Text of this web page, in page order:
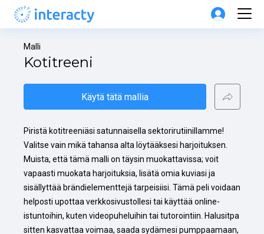
Malli
Kotitreeni
Käytä tätä mallia
Piristä kotitreeniäsi satunnaisella sektorirutiinillamme!
Valitse vain mikä tahansa alta löytääksesi harjoituksen.
Muista, että tämä malli on täysin muokattavissa; voit
vapaasti muokata harjoituksia, lisätä omia kuviasi ja
sisällyttää brändielementtejä tarpeisiisi. Tämä peli voidaan
helposti upottaa verkkosivustollesi tai käyttää online-
istuntoihin, kuten videopuheluihin tai tutorointiin. Halusitpa
sitten kasvattaa voimaa, saada sydämesi pumppaamaan,